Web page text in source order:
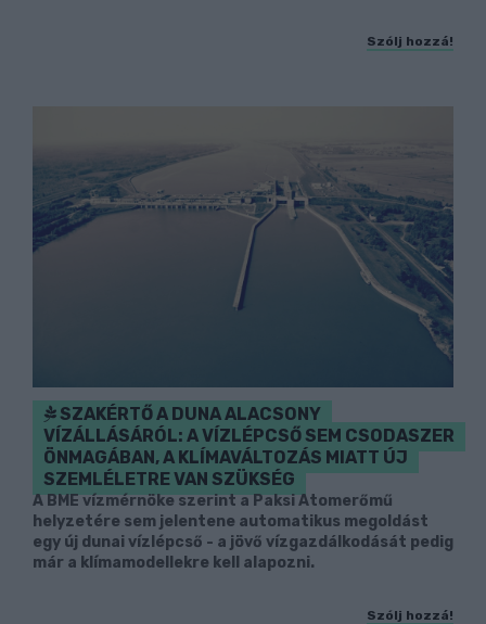
Szólj hozzá!
SZAKÉRTŐ A DUNA ALACSONY
VÍZÁLLÁSÁRÓL: A VÍZLÉPCSŐ SEM CSODASZER
ÖNMAGÁBAN, A KLÍMAVÁLTOZÁS MIATT ÚJ
SZEMLÉLETRE VAN SZÜKSÉG
A BME vízmérnöke szerint a Paksi Atomerőmű
helyzetére sem jelentene automatikus megoldást
egy új dunai vízlépcső - a jövő vízgazdálkodását pedig
már a klímamodellekre kell alapozni.
Szólj hozzá!